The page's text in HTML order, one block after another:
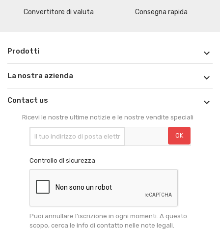
Convertitore di valuta Consegna rapida
Prodotti 
La nostra azienda 
Contact us 
Ricevi le nostre ultime notizie e le nostre vendite speciali
Controllo di sicurezza
Puoi annullare l'iscrizione in ogni momenti. A questo
scopo, cerca le info di contatto nelle note legali.